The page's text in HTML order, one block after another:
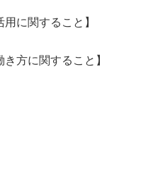
に関すること】
方に関すること】